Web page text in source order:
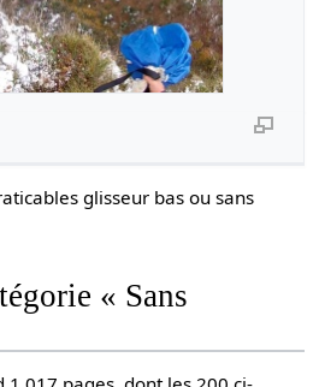
glisseur bas ou sans
« Sans